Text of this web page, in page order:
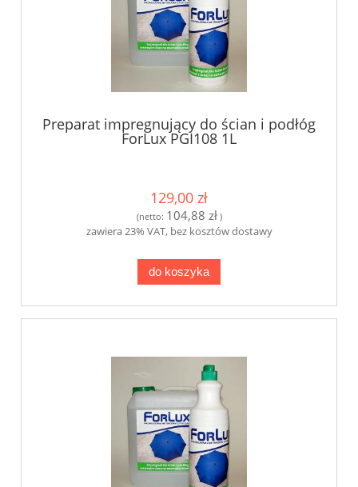
Preparat impregnujący do ścian i podłóg
ForLux PGI108 1L
129,00 zł
(netto: 104,88 zł)
zawiera 23% VAT, bez kosztów dostawy
do koszyka